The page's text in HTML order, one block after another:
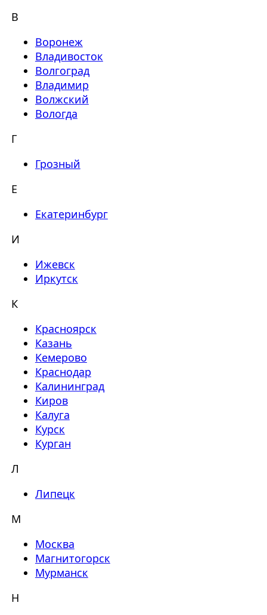
В
Воронеж
Владивосток
Волгоград
Владимир
Волжский
Вологда
Г
Грозный
Е
Екатеринбург
И
Ижевск
Иркутск
К
Красноярск
Казань
Кемерово
Краснодар
Калининград
Киров
Калуга
Курск
Курган
Л
Липецк
М
Москва
Магнитогорск
Мурманск
Н